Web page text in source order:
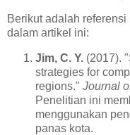
Berikut adalah
dalam artikel ini:
Jim, C. Y. (2017).
strategies for
regions." Journal
Penelitian ini
menggunakan
panas kota.